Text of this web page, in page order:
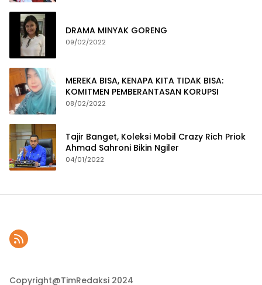
DRAMA MINYAK GORENG
09/02/2022
MEREKA BISA, KENAPA KITA TIDAK BISA:
KOMITMEN PEMBERANTASAN KORUPSI
08/02/2022
Tajir Banget, Koleksi Mobil Crazy Rich Priok
Ahmad Sahroni Bikin Ngiler
04/01/2022
Copyright@TimRedaksi 2024